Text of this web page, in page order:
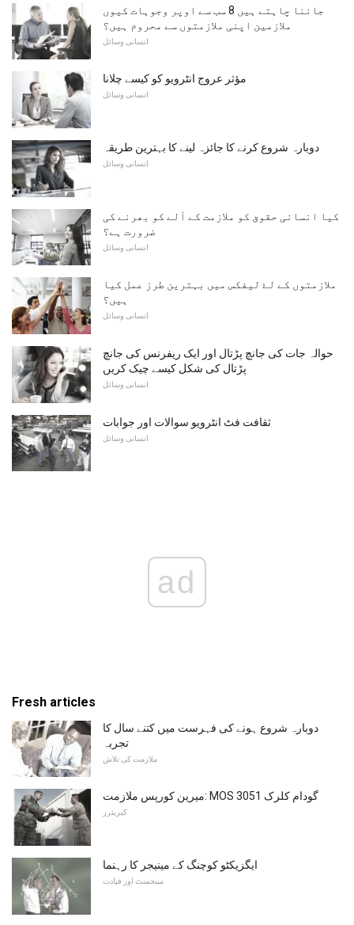
جاننا چاہتے ہیں 8 سب سے اوپر وجوہات کیوں
ملازمین اپنی ملازمتوں سے محروم ہیں؟
انسانی وسائل
مؤثر عروج انٹرویو کو کیسے چلانا
انسانی وسائل
دوبارہ شروع کرنے کا جائزہ لینے کا بہترین طریقہ
انسانی وسائل
کیا انسانی حقوق کو ملازمت کے آلے کو بھرنے کی
ضرورت ہے؟
انسانی وسائل
ملازمتوں کے لۓ لیفکس میں بہترین طرز عمل کیا
ہیں؟
انسانی وسائل
حوالہ جات کی جانچ پڑتال اور ایک ریفرنس کی جانچ
پڑتال کی شکل کیسے چیک کریں
انسانی وسائل
ثقافت فٹ انٹرویو سوالات اور جوابات
انسانی وسائل
ad
Fresh articles
دوبارہ شروع ہونے کی فہرست میں کتنے سال کا
تجربہ
ملازمت کی تلاش
میرین کورپس ملازمت: MOS 3051 گودام کلرک
کیریئرز
ایگزیکٹو کوچنگ کے مینیجر کا رہنما
مینجمنٹ اور قیادت